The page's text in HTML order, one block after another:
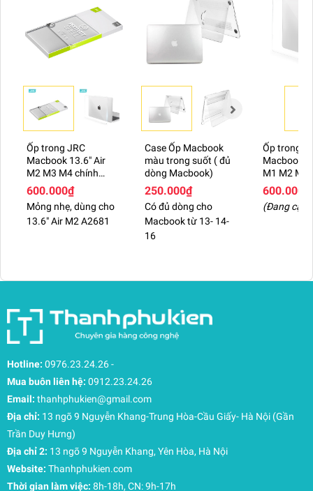
Ốp trong JRC
Macbook 13.6" Air
M2 M3 M4 chính
hãng
600.000₫
Mỏng nhẹ, dùng cho
13.6" Air M2 A2681
Case Ốp Macbook
màu trong suốt ( đủ
dòng Macbook)
250.000₫
Có đủ dòng cho
Macbook từ 13- 14-
16
Ốp trong
Macbook
M1 M2 M3
chính hãng
600.000₫
(Đang cập
Hotline: 0976.23.24.26-
Mua buôn liên hệ: 0912.23.24.26
Email: thanhphukien@gmail.com
Địa chỉ: 13 ngõ 9 Nguyễn Khang-Trung Hòa-Cầu Giấy- Hà Nội (Gần
Trần Duy Hưng)
Địa chỉ 2: 13 ngõ 9 Nguyễn Khang, Yên Hòa, Hà Nội
Website: Thanhphukien.com
Thời gian làm việc: 8h-18h, CN: 9h-17h